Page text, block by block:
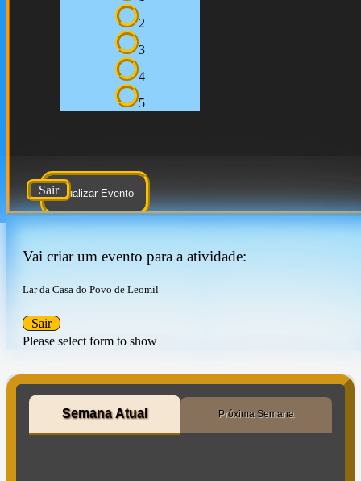
2
3
4
5
Atualizar Evento
Sair
Vai criar um evento para a atividade:
Lar da Casa do Povo de Leomil
Please select form to show
Sair
Semana Atual Próxima Semana